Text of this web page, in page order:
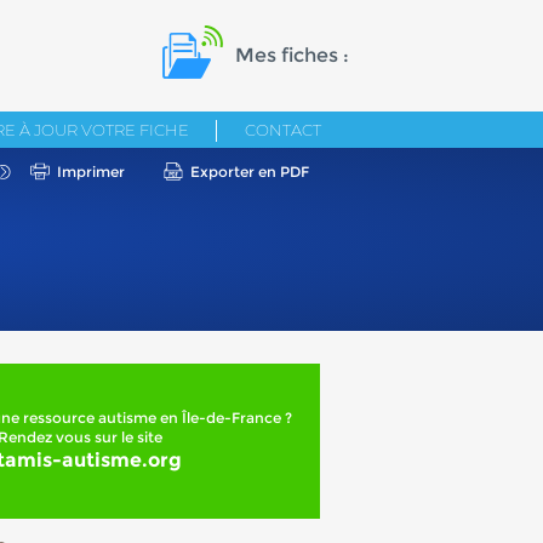
Mes fiches :
À JOUR VOTRE FICHE CONTACT
Imprimer Exporter en PDF
ressource autisme en Île-de-France ?
Rendez vous sur le site
autisme.org